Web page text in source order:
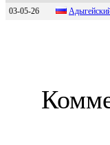
03-05-26